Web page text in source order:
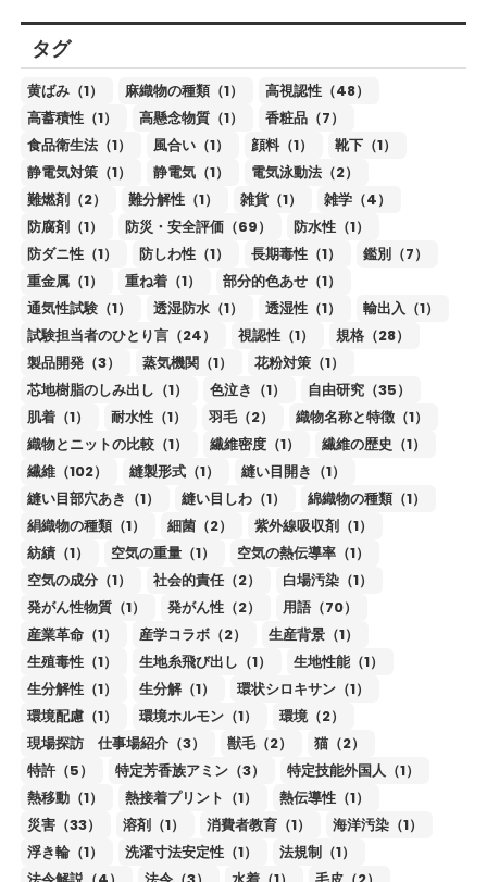
タグ
黄ばみ（1） 麻織物の種類（1）
高視認性（48）
高蓄積性（1）
高懸念物質（1）
香粧品（7）
食品衛生法（1）
風合い（1） 顔料（1）
靴下（1）
静電気対策（1）
静電気（1）
電気泳動法（2）
難燃剤（2）
難分解性（1） 雑貨（1）
雑学（4）
防腐剤（1）
防災・安全評価（69）
防水性（1）
防ダニ性（1）
防しわ性（1） 長期毒性（1）
鑑別（7）
重金属（1）
重ね着（1）
部分的色あせ（1）
通気性試験（1）
透湿防水（1） 透湿性（1）
輸出入（1）
試験担当者のひとり言（24）
視認性（1）
規格（28）
製品開発（3）
蒸気機関（1）
花粉対策（1）
芯地樹脂のしみ出し（1）
色泣き（1）
自由研究（35）
肌着（1）
耐水性（1） 羽毛（2）
織物名称と特徴（1）
織物とニットの比較（1）
繊維密度（1）
繊維の歴史（1）
繊維（102）
縫製形式（1）
縫い目開き（1）
縫い目部穴あき（1）
縫い目しわ（1）
綿織物の種類（1）
絹織物の種類（1）
細菌（2）
紫外線吸収剤（1）
紡績（1）
空気の重量（1）
空気の熱伝導率（1）
空気の成分（1）
社会的責任（2）
白場汚染（1）
発がん性物質（1）
発がん性（2）
用語（70）
産業革命（1）
産学コラボ（2）
生産背景（1）
生殖毒性（1）
生地糸飛び出し（1）
生地性能（1）
生分解性（1）
生分解（1）
環状シロキサン（1）
環境配慮（1）
環境ホルモン（1）
環境（2）
現場探訪 仕事場紹介（3）
獣毛（2）
猫（2）
特許（5）
特定芳香族アミン（3）
特定技能外国人（1）
熱移動（1）
熱接着プリント（1）
熱伝導性（1）
災害（33）
溶剤（1） 消費者教育（1）
海洋汚染（1）
浮き輪（1）
洗濯寸法安定性（1）
法規制（1）